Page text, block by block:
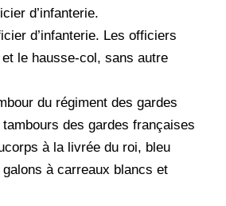
d’infanterie.
d’infanterie. Les officiers
le hausse-col, sans autre
du régiment des gardes
des gardes françaises
à la livrée du roi, bleu
à carreaux blancs et